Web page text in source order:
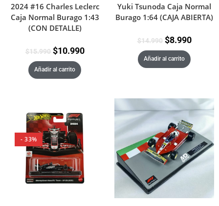
2024 #16 Charles Leclerc
Caja Normal Burago 1:43
(CON DETALLE)
$15.990 $10.990
Añadir al carrito
Yuki Tsunoda Caja Normal
Burago 1:64 (CAJA ABIERTA)
$14.990 $8.990
Añadir al carrito
- 33%